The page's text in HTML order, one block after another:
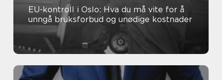
EU-kontroll i Oslo: Hva du må vite for å
unngå bruksforbud og unødige kostnader